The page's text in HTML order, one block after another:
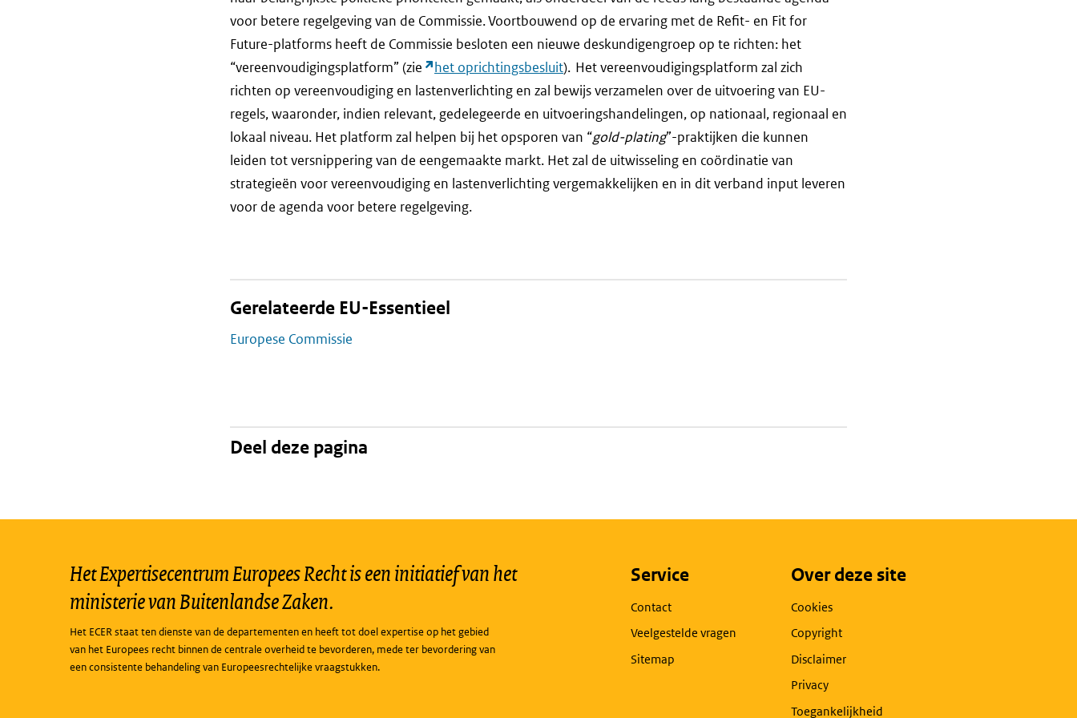
voor betere regelgeving van de Commissie. Voortbouwend op de ervaring met de Refit- en Fit for
Future-platforms heeft de Commissie besloten een nieuwe deskundigengroep op te richten: het
“vereenvoudigingsplatform” (zie
het oprichtingsbesluit). Het vereenvoudigingsplatform zal zich
richten op vereenvoudiging en lastenverlichting en zal bewijs verzamelen over de uitvoering van EU-
regels, waaronder, indien relevant, gedelegeerde en uitvoeringshandelingen, op nationaal, regionaal en
lokaal niveau. Het platform zal helpen bij het opsporen van “gold-plating”-praktijken die kunnen
leiden tot versnippering van de eengemaakte markt. Het zal de uitwisseling en coördinatie van
strategieën voor vereenvoudiging en lastenverlichting vergemakkelijken en in dit verband input leveren
voor de agenda voor betere regelgeving.
Gerelateerde EU-Essentieel
Europese Commissie
Deel deze pagina
Het Expertisecentrum Europees Recht is een initiatief van het
ministerie van Buitenlandse Zaken.
Het ECER staat ten dienste van de departementen en heeft tot doel expertise op het gebied
van het Europees recht binnen de centrale overheid te bevorderen, mede ter bevordering van
een consistente behandeling van Europeesrechtelijke vraagstukken.
Service
Contact
Veelgestelde vragen
Sitemap
Over deze site
Cookies
Copyright
Disclaimer
Privacy
Toegankelijkheid